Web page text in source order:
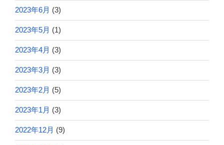
2023年6月 (3)
2023年5月 (1)
2023年4月 (3)
2023年3月 (3)
2023年2月 (5)
2023年1月 (3)
2022年12月 (9)